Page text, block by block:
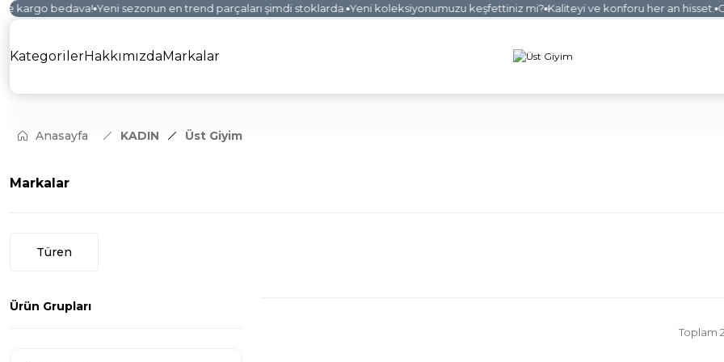
kargo bedava! Yeni sezonun en trend parçaları şimdi stoklarda. Yeni koleksiyonumuzu keşfettiniz mi? Kaliteyi ve konforu her an hisset.
KategorilerHakkımızdaMarkalar
Anasayfa KADIN Üst Giyim
Markalar
Türen
Ürün Grupları
Toplam